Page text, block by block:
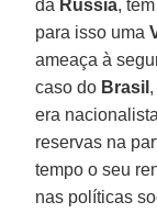
da Rússia,
para isso uma
ameaça à
caso do Brasil
era
reservas na
tempo o seu
nas políticas